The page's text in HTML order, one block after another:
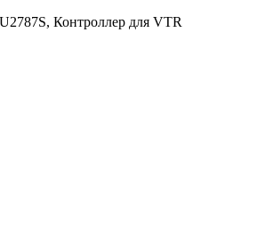
Контроллер для VTR